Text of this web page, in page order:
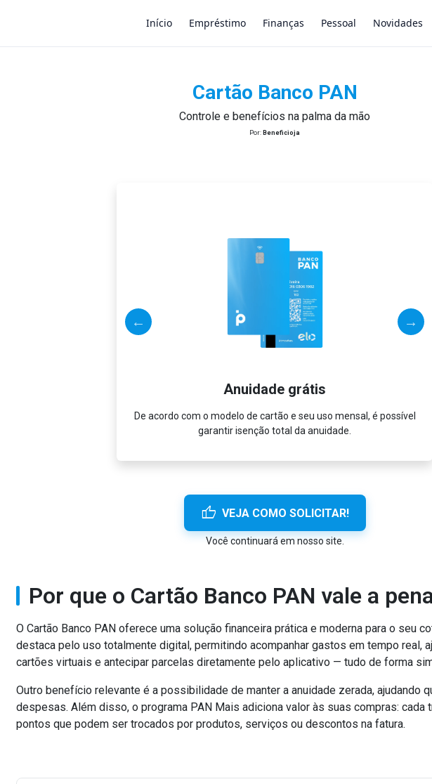
Início Empréstimo Finanças Pessoal Novidades
×
Cartão Banco PAN
Controle e benefícios na palma da mão
Por: Beneficioja
Anuidade grátis
De acordo com o modelo de cartão e seu uso mensal, é possível
garantir isenção total da anuidade.
thumb_up VEJA COMO SOLICITAR!
Você continuará em nosso site.
Por que o Cartão Banco PAN vale a
O Cartão Banco PAN oferece uma solução financeira prática e moderna para o seu
destaca pelo uso totalmente digital, permitindo acompanhar gastos em tempo real,
cartões virtuais e antecipar parcelas diretamente pelo aplicativo — tudo de forma
Outro benefício relevante é a possibilidade de manter a anuidade zerada, ajudando
despesas. Além disso, o programa PAN Mais adiciona valor às suas compras: cada
pontos que podem ser trocados por produtos, serviços ou descontos na fatura.